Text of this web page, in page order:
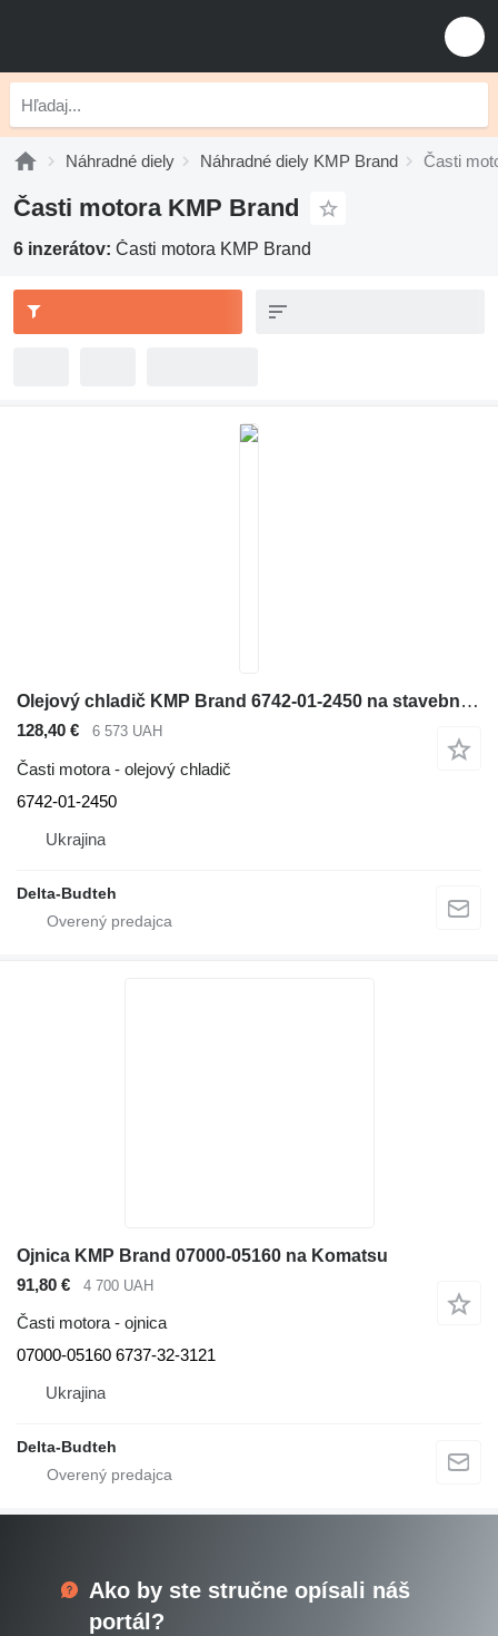
Náhradné diely Náhradné diely KMP Brand Časti
Časti motora KMP Brand
6 inzerátov: Časti motora KMP Brand
Olejový chladič KMP Brand 6742-01-2450 na stavebného stroja Komatsu
128,40 € 6 573 UAH
Časti motora - olejový chladič
6742-01-2450
Ukrajina
Delta-Budteh
Ojnica KMP Brand 07000-05160 na Komatsu
91,80 €
4 700 UAH
Časti motora - ojnica
07000-05160 6737-32-3121
Ukrajina
Delta-Budteh
Ako by ste stručne opísali náš
portál?